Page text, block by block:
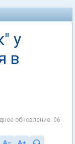
у
в
обновление: 06